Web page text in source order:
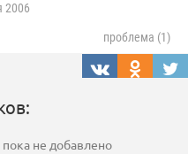
2006
проблема (1)
не добавлено